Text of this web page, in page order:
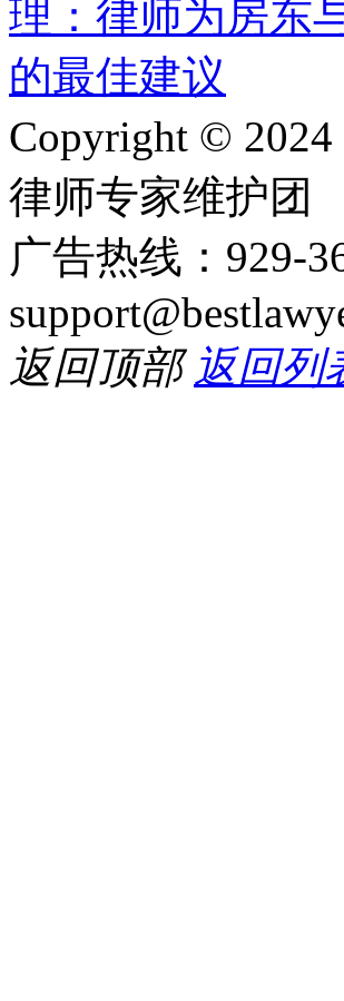
Copyright ©
律师专家维护团
广告热线：929-
返回顶部 返回列